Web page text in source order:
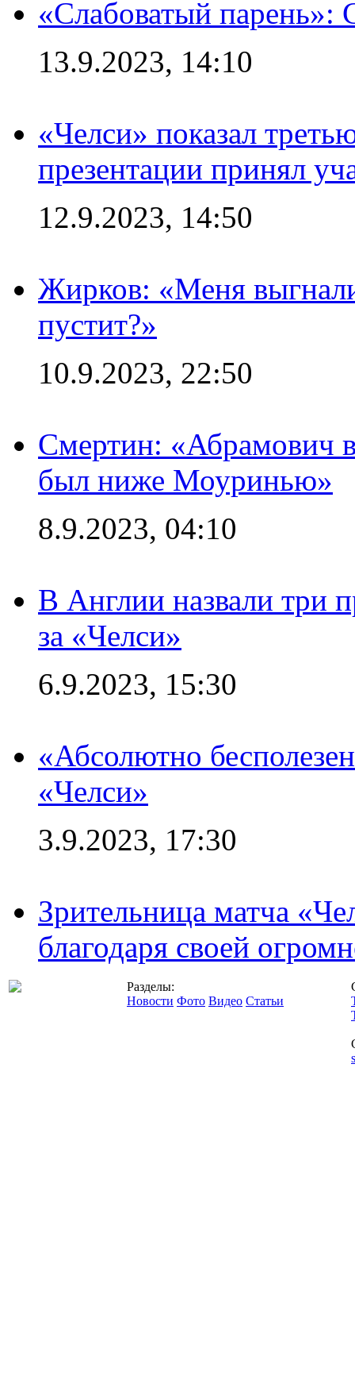
«Слабоватый парень»:
13.9.2023, 14:10
«Челси» показал
презентации принял
12.9.2023, 14:50
Жирков: «Меня
пустит?»
10.9.2023, 22:50
Смертин: «Абрамович в
был ниже Моуринью»
8.9.2023, 04:10
В Англии назвали три
за «Челси»
6.9.2023, 15:30
«Абсолютно
«Челси»
3.9.2023, 17:30
Зрительница матча
благодаря своей
Разделы:
Новости Фото Видео Статьи